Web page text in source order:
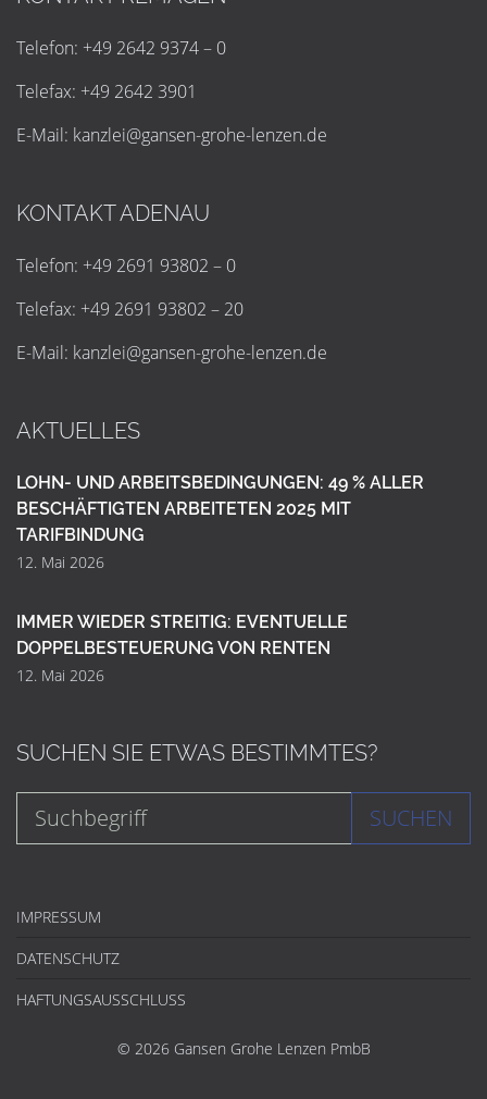
Telefon: +49 2642 9374 – 0
Telefax: +49 2642 3901
E-Mail: kanzlei@gansen-grohe-lenzen.de
KONTAKT ADENAU
Telefon: +49 2691 93802 – 0
Telefax: +49 2691 93802 – 20
E-Mail: kanzlei@gansen-grohe-lenzen.de
AKTUELLES
LOHN- UND ARBEITSBEDINGUNGEN: 49 % ALLER
BESCHÄFTIGTEN ARBEITETEN 2025 MIT
TARIFBINDUNG
12. Mai 2026
IMMER WIEDER STREITIG: EVENTUELLE
DOPPELBESTEUERUNG VON RENTEN
12. Mai 2026
SUCHEN SIE ETWAS BESTIMMTES?
SUCHEN
IMPRESSUM
DATENSCHUTZ
HAFTUNGSAUSSCHLUSS
© 2026 Gansen Grohe Lenzen PmbB